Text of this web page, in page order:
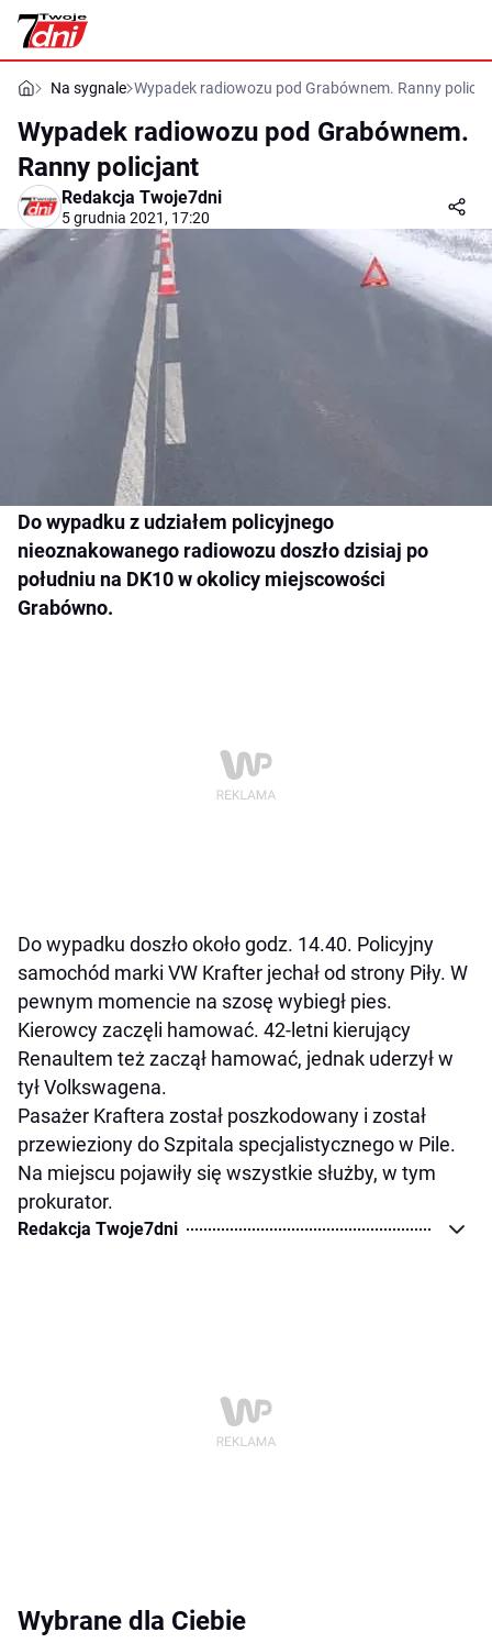
Na sygnale Wypadek radiowozu pod Grabównem. Ranny
Wypadek radiowozu pod Grabównem.
Ranny policjant
Redakcja Twoje7dni
5 grudnia 2021, 17:20
Do wypadku z udziałem policyjnego
nieoznakowanego radiowozu doszło dzisiaj po
południu na DK10 w okolicy miejscowości
Grabówno.
Do wypadku doszło około godz. 14.40. Policyjny
samochód marki VW Krafter jechał od strony Piły. W
pewnym momencie na szosę wybiegł pies.
Kierowcy zaczęli hamować. 42-letni kierujący
Renaultem też zaczął hamować, jednak uderzył w
tył Volkswagena.
Pasażer Kraftera został poszkodowany i został
przewieziony do Szpitala specjalistycznego w Pile.
Na miejscu pojawiły się wszystkie służby, w tym
prokurator.
Redakcja Twoje7dni
Wybrane dla Ciebie